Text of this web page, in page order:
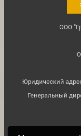
ООО
Юридический
Генеральный